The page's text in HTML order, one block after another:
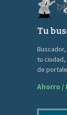
Tu
tu
de
Ahorro /